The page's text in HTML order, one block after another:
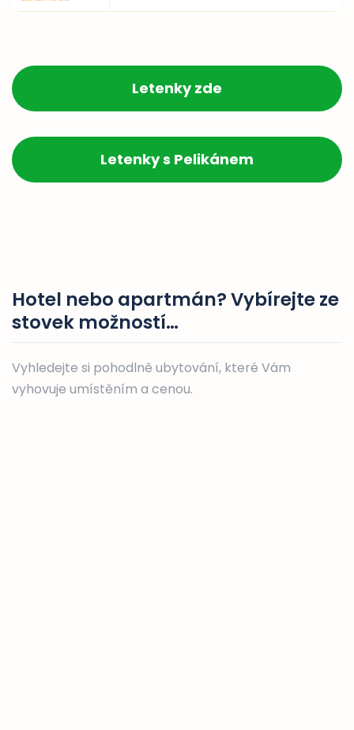
Letenky zde
Letenky s Pelikánem
Hotel nebo apartmán? Vybírejte ze
stovek možností…
Vyhledejte si pohodlně ubytování, které Vám
vyhovuje umístěním a cenou.